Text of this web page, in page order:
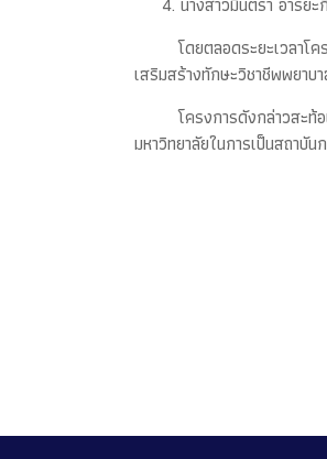
โดยตลอดระยะเวลา
เสริมสร้างทักษะวิชาชีพพยาบ
โครงการดังกล่าวสะ
มหาวิทยาลัยในการเป็นสถาบั